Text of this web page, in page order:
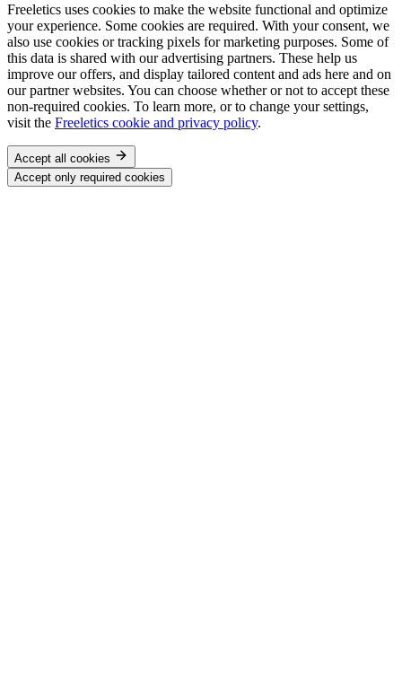
Freeletics uses cookies to make the website functional and optimize
your experience. Some cookies are required. With your consent, we
also use cookies or tracking pixels for marketing purposes. Some of
this data is shared with our advertising partners. These help us
improve our offers, and display tailored content and ads here and on
our partner websites. You can choose whether or not to accept these
non-required cookies. To learn more, or to change your settings,
visit the Freeletics cookie and privacy policy.
Accept all cookies
Accept only required cookies